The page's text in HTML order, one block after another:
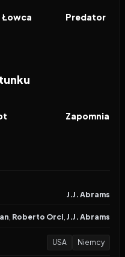
Łowca FILM
Predator
FILM
Zapomniana
J.J. Abrams
, Roberto Orci, J.J. Abrams
USA Niemcy